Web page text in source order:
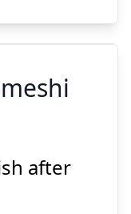
after